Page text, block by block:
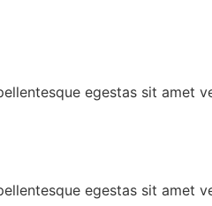
egestas sit amet
egestas sit amet